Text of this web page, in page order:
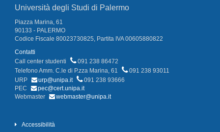
Università degli Studi di Palermo
Piazza Marina, 61
90133 - PALERMO
Codice Fiscale 80023730825, Partita IVA 00605880822
Contatti
Call center studenti
091 238 86472
Telefono Amm. C.le di P.zza Marina, 61
091 238 93011
URP
urp@unipa.it
091 238 93666
PEC
pec@cert.unipa.it
Webmaster
webmaster@unipa.it
Accessibilità